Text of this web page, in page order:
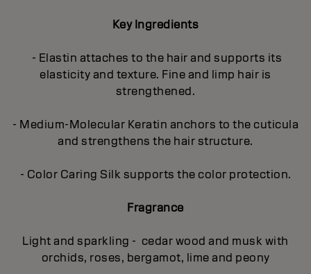
Key Ingredients
- Elastin attaches to the hair and supports its
elasticity and texture. Fine and limp hair is
strengthened.
- Medium-Molecular Keratin anchors to the cuticula
and strengthens the hair structure.
- Color Caring Silk supports the color protection.
Fragrance
Light and sparkling - cedar wood and musk with
orchids, roses, bergamot, lime and peony